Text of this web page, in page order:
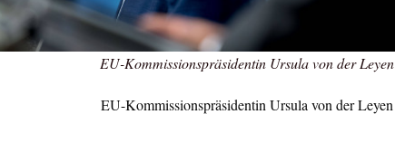
EU-Kommissionspräsidentin Ursula von der Leyen
EU-Kommissionspräsidentin Ursula von der Leyen